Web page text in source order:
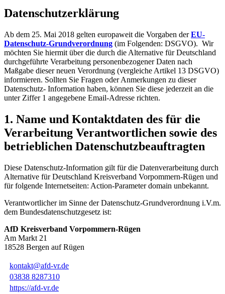
Datenschutzerklärung
Ab dem 25. Mai 2018 gelten europaweit die Vorgaben derEU-
Datenschutz-Grundverordnung (im Folgenden: DSGVO). Wir
möchten Sie hiermit über die durch die Alternative für Deutschland
durchgeführte Verarbeitung personenbezogener Daten nach
Maßgabe dieser neuen Verordnung (vergleiche Artikel 13 DSGVO)
informieren. Sollten Sie Fragen oder Anmerkungen zu dieser
Datenschutz- Information haben, können Sie diese jederzeit an die
unter Ziffer 1 angegebene Email-Adresse richten.
1. Name und Kontaktdaten des für die
Verarbeitung Verantwortlichen sowie des
betrieblichen Datenschutzbeauftragten
Diese Datenschutz-Information gilt für die Datenverarbeitung durch
Alternative für Deutschland Kreisverband Vorpommern-Rügen und
für folgende Internetseiten: Action-Parameter domain unbekannt.
Verantwortlicher im Sinne der Datenschutz-Grundverordnung i.V.m.
dem Bundesdatenschutzgesetz ist:
AfD Kreisverband Vorpommern-Rügen
Am Markt 21
18528 Bergen auf Rügen
kontakt@afd-vr.de
03838 8287310
https://afd-vr.de